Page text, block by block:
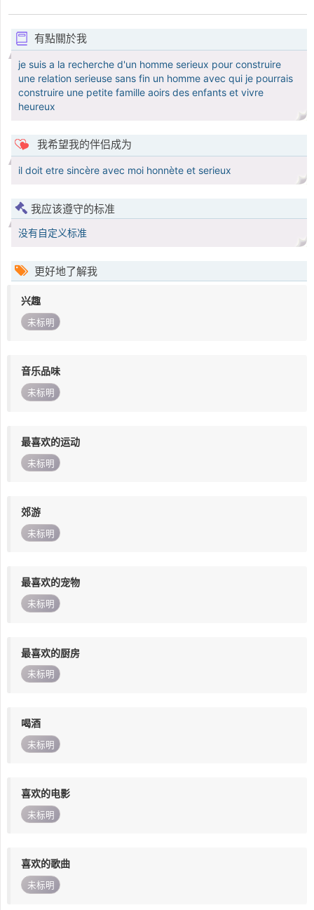
有點關於我
je suis a la recherche d'un homme serieux pour construire
une relation serieuse sans fin un homme avec qui je pourrais
construire une petite famille aoirs des enfants et vivre
heureux
我希望我的伴侣成为
il doit etre sincère avec moi honnète et serieux
我应该遵守的标准
没有自定义标准
更好地了解我
兴趣
未标明
音乐品味
未标明
最喜欢的运动
未标明
郊游
未标明
最喜欢的宠物
未标明
最喜欢的厨房
未标明
喝酒
未标明
喜欢的电影
未标明
喜欢的歌曲
未标明